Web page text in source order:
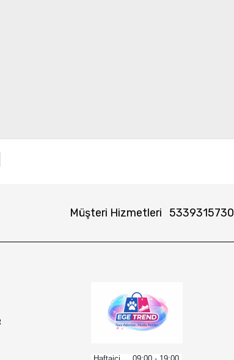
Müşteri Hizmetleri 5339315730